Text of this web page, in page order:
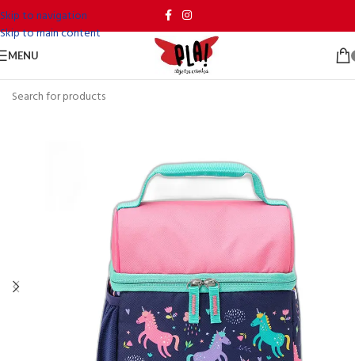
Skip to navigation
Skip to main content
MENU